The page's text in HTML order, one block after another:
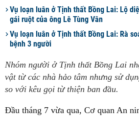
Vụ loạn luân ở Tịnh thất Bồng Lai: Lộ
gái ruột của ông Lê Tùng Vân
Vụ loạn luân ở Tịnh thất Bồng Lai: Rà
bệnh 3 người
Nhóm người ở Tịnh thất Bồng Lai
vật từ các nhà hảo tâm nhưng sử
so với kêu gọi từ thiện ban đầu.
Đầu tháng 7 vừa qua, Cơ quan An